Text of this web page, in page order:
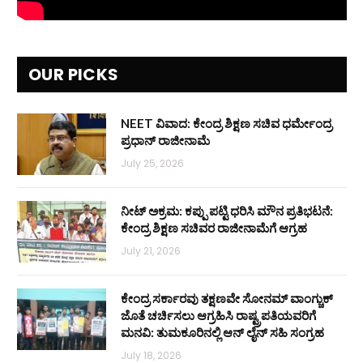
OUR PICKS
NEET ವಿವಾದ: ಕೇಂದ್ರ ಶಿಕ್ಷಣ ಸಚಿವ ಧರ್ಮೇಂದ್ರ
ಪ್ರಧಾನ್ ರಾಜೀನಾಮೆ
July 25, 2026
ನೀಟ್ ಅಕ್ರಮ: ಕಪ್ಪು ಪಟ್ಟಿ ಧರಿಸಿ ಮೌನ ಪ್ರತಿಭಟನೆ:
ಕೇಂದ್ರ ಶಿಕ್ಷಣ ಸಚಿವರ ರಾಜೀನಾಮೆಗೆ ಆಗ್ರಹ
July 21, 2026
ಕೇಂದ್ರ ಸರ್ಕಾರವು ತಕ್ಷಣವೇ ಸೋನಮ್ ವಾಂಗ್ಚುಕ್
ಜೊತೆ ಚರ್ಚಿಸಲು ಆಗ್ರಹಿಸಿ ರಾಷ್ಟ್ರಪತಿಯವರಿಗೆ
ಮನವಿ: ತುಮಕೂರಿನಲ್ಲಿ ಆನ್‌ ಲೈನ್ ಸಹಿ ಸಂಗ್ರಹ
July 18, 2026